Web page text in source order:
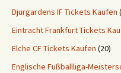
Djurgardens IF Tickets Kaufen
Eintracht Frankfurt Tickets
Elche CF Tickets Kaufen (20)
Englische Fußballliga-